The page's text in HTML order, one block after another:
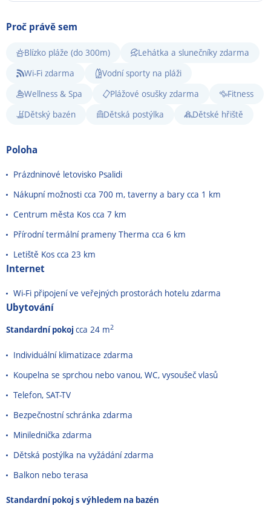
Proč právě sem
Blízko pláže (do 300m)
Lehátka a slunečníky zdarma
Wi-Fi zdarma
Vodní sporty na pláži
Wellness & Spa
Plážové osušky zdarma
Fitness
Dětský bazén
Dětská postýlka Dětské hřiště
Poloha
Prázdninové letovisko Psalidi
Nákupní možnosti cca 700 m, taverny a bary cca 1 km
Centrum města Kos cca 7 km
Přírodní termální prameny Therma cca 6 km
Letiště Kos cca 23 km
Internet
Wi-Fi připojení ve veřejných prostorách hotelu zdarma
Ubytování
Standardní pokoj cca 24 m2
Individuální klimatizace zdarma
Koupelna se sprchou nebo vanou, WC, vysoušeč vlasů
Telefon, SAT-TV
Bezpečnostní schránka zdarma
Minilednička zdarma
Dětská postýlka na vyžádání zdarma
Balkon nebo terasa
Standardní pokoj s výhledem na bazén